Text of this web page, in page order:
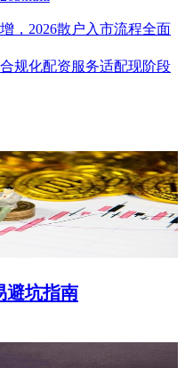
，2026散户入市流程全面
规化配资服务适配现阶段
避坑指南